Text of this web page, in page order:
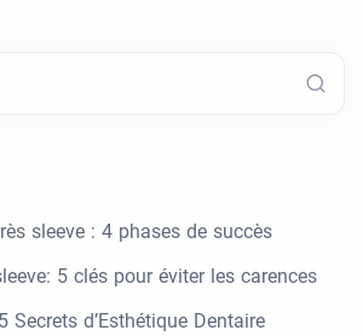
sleeve : 4 phases de succès
5 clés pour éviter les carences
Secrets d’Esthétique Dentaire